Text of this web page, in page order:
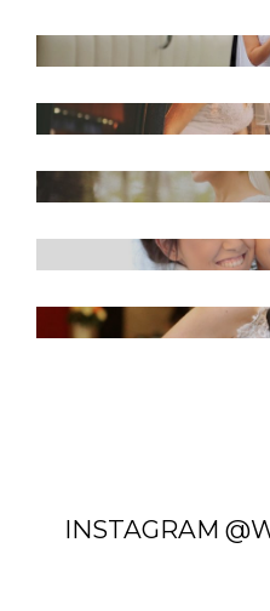
STEFANIE E
WALÉRIA E
CAMILA E FELIPE -
JÉSSICA E
INSTAGRAM